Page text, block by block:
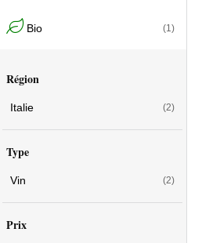
Bio (1)
Région
Italie (2)
Type
Vin (2)
Prix